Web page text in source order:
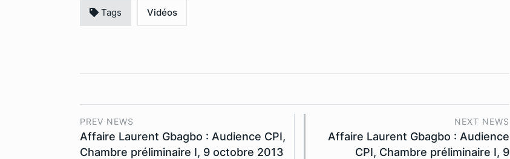
Tags Vidéos
PREV NEWS
Affaire Laurent Gbagbo : Audience CPI,
Chambre préliminaire I, 9 octobre 2013
NEXT NEWS
Affaire Laurent Gbagbo : Audience
CPI, Chambre préliminaire I, 9